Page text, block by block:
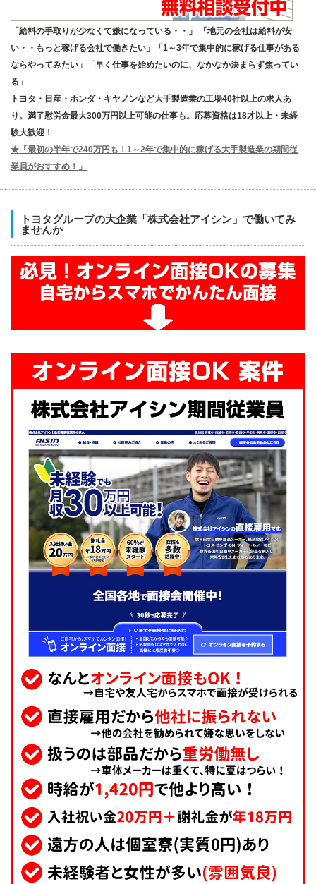
「給料の手取りが少なくて嫌になっている・・」 「地元の会社は給料が安
い・・もっと稼げる会社で働きたい」「1～3年で集中的に稼げる仕事がある
ならやってみたい」「早く仕事を始めたいのに、なかなか決まらず焦ってい
る」
トヨタ・日産・ホンダ・キヤノンなど大手製造業の工場40社以上の求人あ
り。満了慰労金最大300万円以上可能の仕事も。応募資格は18才以上・未経
験大歓迎！
★「最初の半年で240万円も！1～2年で集中的に稼げる大手製造業の期間従
業員がおすすめ！」
トヨタグループの大企業「株式会社アイシン」で働いてみ
ませんか